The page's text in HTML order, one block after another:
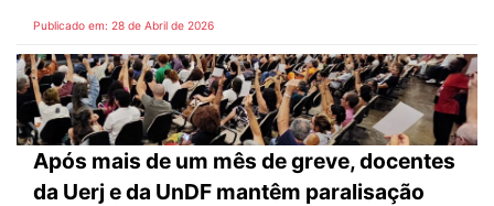
Publicado em: 28 de Abril de 2026
Após mais de um mês de greve, docentes
da Uerj e da UnDF mantêm paralisação